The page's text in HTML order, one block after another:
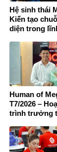
Hệ sinh thái
Kiến tạo
diện trong
Human of
T7/2026 –
trình trưởng
dàng